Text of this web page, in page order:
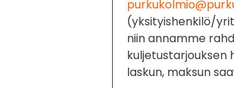
(yksityishenkilö/
niin annamme
kuljetustarjouksen
laskun, maksun